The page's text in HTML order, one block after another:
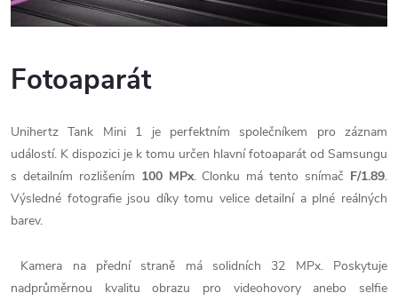
Fotoaparát
Unihertz Tank Mini 1 je perfektním společníkem pro záznam
událostí. K dispozici je k tomu určen hlavní fotoaparát od Samsungu
s detailním rozlišením 100 MPx. Clonku má tento snímač F/1.89.
Výsledné fotografie jsou díky tomu velice detailní a plné reálných
barev.
Kamera na přední straně má solidních 32 MPx. Poskytuje
nadprůměrnou kvalitu obrazu pro videohovory anebo selfie